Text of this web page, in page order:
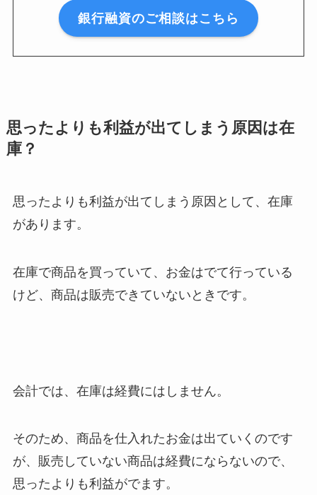
銀行融資のご相談はこちら
思ったよりも利益が出てしまう原因は在
庫？
思ったよりも利益が出てしまう原因として、在庫
があります。
在庫で商品を買っていて、お金はでて行っている
けど、商品は販売できていないときです。
会計では、在庫は経費にはしません。
そのため、商品を仕入れたお金は出ていくのです
が、販売していない商品は経費にならないので、
思ったよりも利益がでます。